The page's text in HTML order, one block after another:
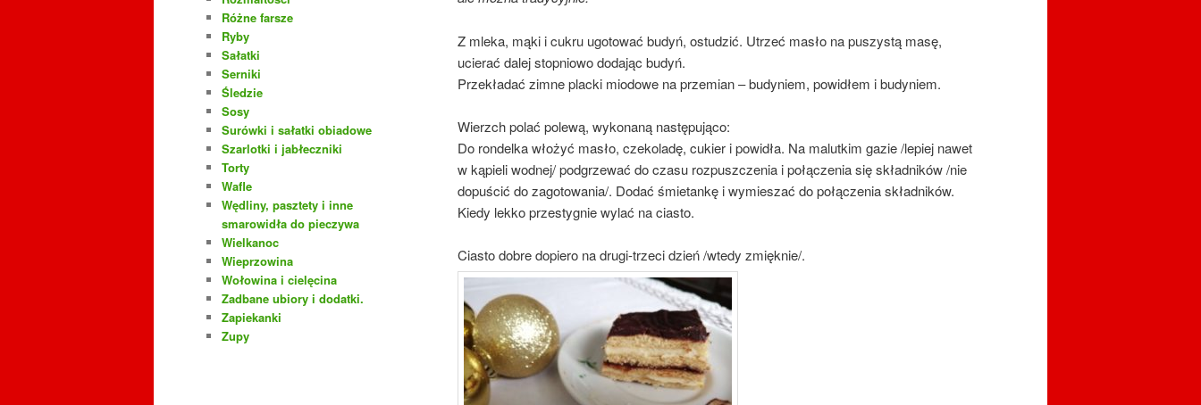
Z mleka, mąki i cukru ugotować budyń, ostudzić. Utrzeć masło na puszystą masę,
ucierać dalej stopniowo dodając budyń.
Przekładać zimne placki miodowe na przemian – budyniem, powidłem i budyniem.
Wierzch polać polewą, wykonaną następująco:
Do rondelka włożyć masło, czekoladę, cukier i powidła. Na malutkim gazie /lepiej nawet
w kąpieli wodnej/ podgrzewać do czasu rozpuszczenia i połączenia się składników /nie
dopuścić do zagotowania/. Dodać śmietankę i wymieszać do połączenia składników.
Kiedy lekko przestygnie wylać na ciasto.
Ciasto dobre dopiero na drugi-trzeci dzień /wtedy zmięknie/.
Różne farsze
Ryby
Sałatki
Serniki
Śledzie
Sosy
Surówki i sałatki obiadowe
Szarlotki i jabłeczniki
Torty
Wafle
Wędliny, pasztety i inne
smarowidła do pieczywa
Wielkanoc
Wieprzowina
Wołowina i cielęcina
Zadbane ubiory i dodatki.
Zapiekanki
Zupy